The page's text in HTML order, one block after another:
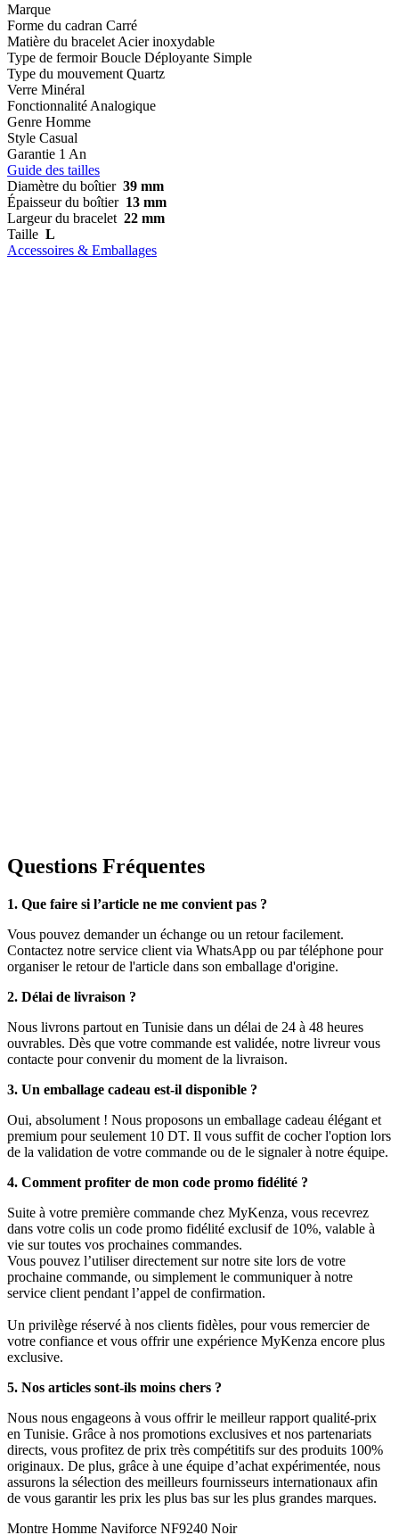
Marque
Forme du cadran Carré
Matière du bracelet Acier inoxydable
Type de fermoir Boucle Déployante Simple
Type du mouvement Quartz
Verre Minéral
Fonctionnalité Analogique
Genre Homme
Style Casual
Garantie 1 An
Guide des tailles
Diamètre du boîtier 39 mm
Épaisseur du boîtier 13 mm
Largeur du bracelet 22 mm
Taille L
Accessoires & Emballages
Questions Fréquentes
1. Que faire si l’article ne me convient pas ?
Vous pouvez demander un échange ou un retour facilement.
Contactez notre service client via WhatsApp ou par téléphone pour
organiser le retour de l'article dans son emballage d'origine.
2. Délai de livraison ?
Nous livrons partout en Tunisie dans un délai de 24 à 48 heures
ouvrables. Dès que votre commande est validée, notre livreur vous
contacte pour convenir du moment de la livraison.
3. Un emballage cadeau est-il disponible ?
Oui, absolument ! Nous proposons un emballage cadeau élégant et
premium pour seulement 10 DT. Il vous suffit de cocher l'option lors
de la validation de votre commande ou de le signaler à notre équipe.
4. Comment profiter de mon code promo fidélité ?
Suite à votre première commande chez MyKenza, vous recevrez
dans votre colis un code promo fidélité exclusif de 10%, valable à
vie sur toutes vos prochaines commandes.
Vous pouvez l’utiliser directement sur notre site lors de votre
prochaine commande, ou simplement le communiquer à notre
service client pendant l’appel de confirmation.
Un privilège réservé à nos clients fidèles, pour vous remercier de
votre confiance et vous offrir une expérience MyKenza encore plus
exclusive.
5. Nos articles sont-ils moins chers ?
Nous nous engageons à vous offrir le meilleur rapport qualité-prix
en Tunisie. Grâce à nos promotions exclusives et nos partenariats
directs, vous profitez de prix très compétitifs sur des produits 100%
originaux. De plus, grâce à une équipe d’achat expérimentée, nous
assurons la sélection des meilleurs fournisseurs internationaux afin
de vous garantir les prix les plus bas sur les plus grandes marques.
Montre Homme Naviforce NF9240 Noir